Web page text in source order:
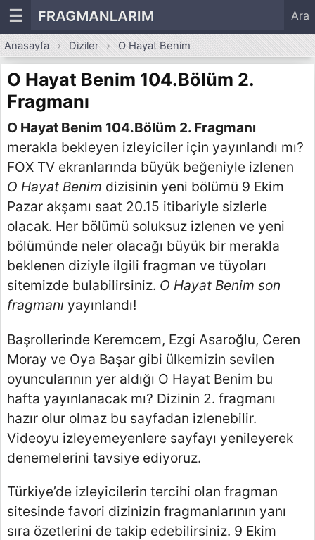
☰ FRAGMANLARIM Ara
Anasayfa Diziler O Hayat Benim
O Hayat Benim 104.Bölüm 2.
Fragmanı
O Hayat Benim 104.Bölüm 2. Fragmanı
merakla bekleyen izleyiciler için yayınlandı mı?
FOX TV ekranlarında büyük beğeniyle izlenen
O Hayat Benim dizisinin yeni bölümü 9 Ekim
Pazar akşamı saat 20.15 itibariyle sizlerle
olacak. Her bölümü soluksuz izlenen ve yeni
bölümünde neler olacağı büyük bir merakla
beklenen diziyle ilgili fragman ve tüyoları
sitemizde bulabilirsiniz. O Hayat Benim son
fragmanı yayınlandı!
Başrollerinde Keremcem, Ezgi Asaroğlu, Ceren
Moray ve Oya Başar gibi ülkemizin sevilen
oyuncularının yer aldığı O Hayat Benim bu
hafta yayınlanacak mı? Dizinin 2. fragmanı
hazır olur olmaz bu sayfadan izlenebilir.
Videoyu izleyemeyenlere sayfayı yenileyerek
denemelerini tavsiye ediyoruz.
Türkiye’de izleyicilerin tercihi olan fragman
sitesinde favori dizinizin fragmanlarının yanı
sıra özetlerini de takip edebilirsiniz. 9 Ekim